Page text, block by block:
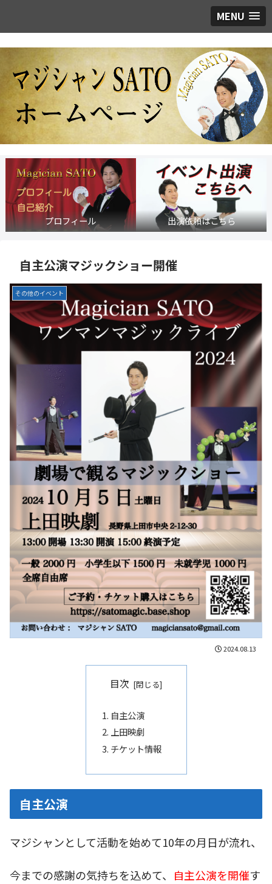
MENU
プロフィール 出演依頼はこちら
自主公演マジックショー開催
その他のイベント
2024.08.13
目次
自主公演
上田映劇
チケット情報
自主公演
マジシャンとして活動を始めて10年の月日が流れ、
今までの感謝の気持ちを込めて、 自主公演を開催す